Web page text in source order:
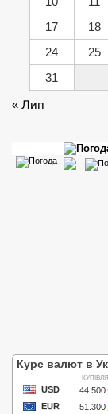
17
18
24
25
31
« Лип